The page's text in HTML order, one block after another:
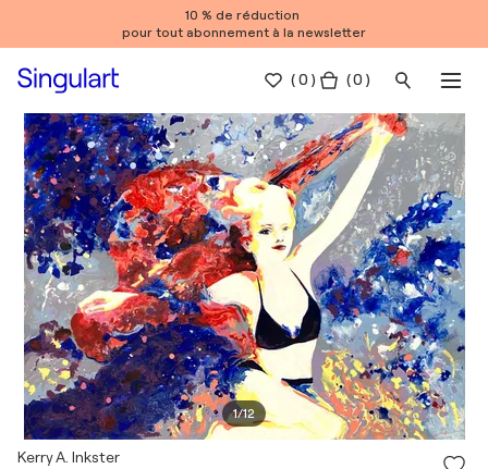
10 % de réduction
pour tout abonnement à la newsletter
(0 ) ( 0 )
1/12
Kerry A. Inkster